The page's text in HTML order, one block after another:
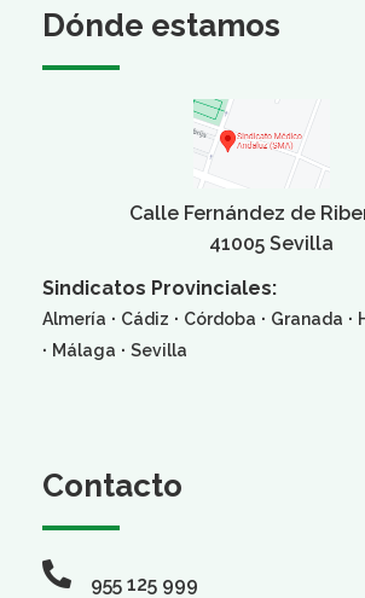
Dónde estamos
Calle Fernández de
41005 Sevilla
Sindicatos Provinciales:
Almería · Cádiz · Córdoba · Granada ·
· Málaga · Sevilla
Contacto
955 125 999